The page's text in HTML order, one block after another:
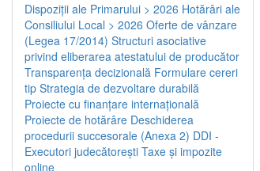
Dispoziţii ale Primarului > 2026 Hotărâri ale
Consiliului Local > 2026 Oferte de vânzare
(Legea 17/2014) Structuri asociative
privind eliberarea atestatului de producător
Transparenţa decizională Formulare cereri
tip Strategia de dezvoltare durabilă
Proiecte cu finanţare internaţională
Proiecte de hotărâre Deschiderea
procedurii succesorale (Anexa 2) DDI -
Executori judecătorești Taxe şi impozite
online